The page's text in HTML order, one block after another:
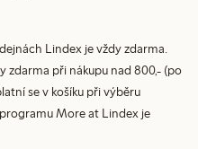
Lindex je vždy zdarma.
zdarma při nákupu nad 800,- (po
se v košíku při výběru
More at Lindex je